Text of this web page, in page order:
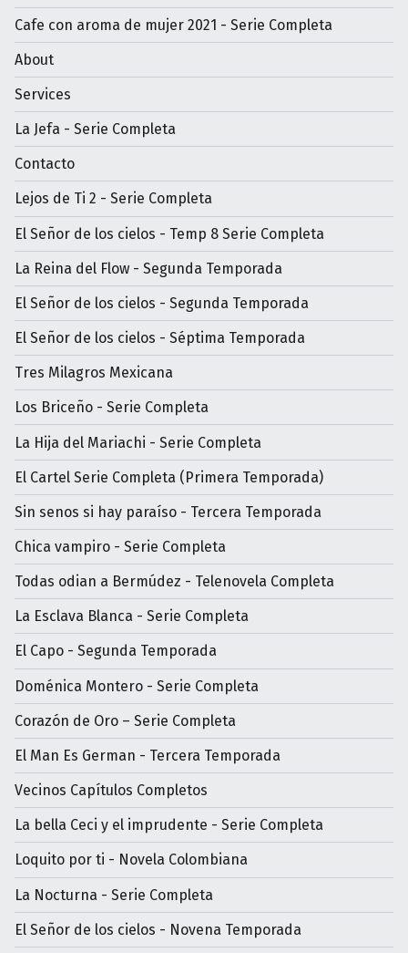
Cafe con aroma de mujer 2021 - Serie Completa
About
Services
La Jefa - Serie Completa
Contacto
Lejos de Ti 2 - Serie Completa
El Señor de los cielos - Temp 8 Serie Completa
La Reina del Flow - Segunda Temporada
El Señor de los cielos - Segunda Temporada
El Señor de los cielos - Séptima Temporada
Tres Milagros Mexicana
Los Briceño - Serie Completa
La Hija del Mariachi - Serie Completa
El Cartel Serie Completa (Primera Temporada)
Sin senos si hay paraíso - Tercera Temporada
Chica vampiro - Serie Completa
Todas odian a Bermúdez - Telenovela Completa
La Esclava Blanca - Serie Completa
El Capo - Segunda Temporada
Doménica Montero - Serie Completa
Corazón de Oro – Serie Completa
El Man Es German - Tercera Temporada
Vecinos Capítulos Completos
La bella Ceci y el imprudente - Serie Completa
Loquito por ti - Novela Colombiana
La Nocturna - Serie Completa
El Señor de los cielos - Novena Temporada